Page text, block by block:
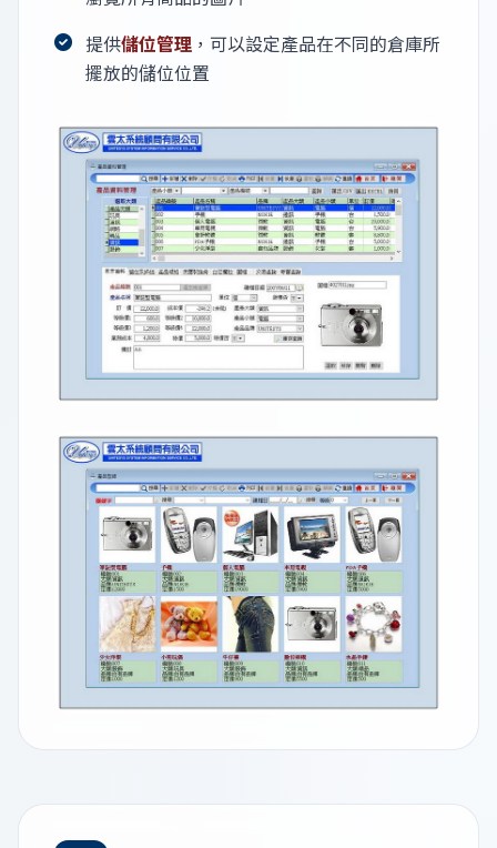
提供儲位管理 ，可以設定產品在不同的倉庫所
擺放的儲位位置